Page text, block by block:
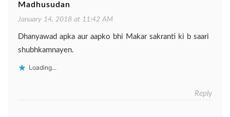
Madhusudan
January 14, 2018 at 11:42 AM
Dhanyawad apka aur aapko bhi Makar sakranti ki b saari
shubhkamnayen.
Loading...
Reply